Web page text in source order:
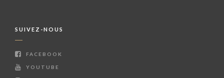
SUIVEZ-NOUS
FACEBOOK
YOUTUBE